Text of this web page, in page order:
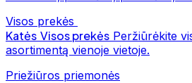
Visos prekės
Katės Visos prekės Peržiūrėkite
asortimentą vienoje vietoje.
Priežiūros priemonės